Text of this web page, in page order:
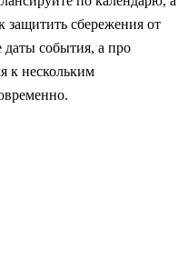
сбережения от
события, а про
к нескольким